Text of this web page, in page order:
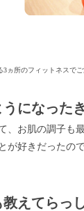
ヵ所のフィットネスで
になった
、お肌の調子も
が好きだったの
えてらっ